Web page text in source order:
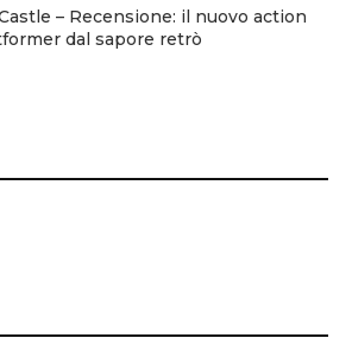
– Recensione: il nuovo action
dal sapore retrò